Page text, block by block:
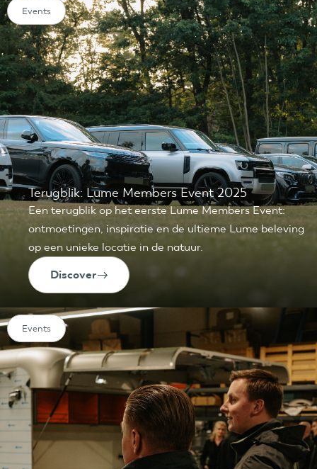
Terugblik: Lume Members Event 2025
Een terugblik op het eerste Lume Members Event:
ontmoetingen, inspiratie en de ultieme Lume beleving
op een unieke locatie in de natuur.
Discover
Events
Events